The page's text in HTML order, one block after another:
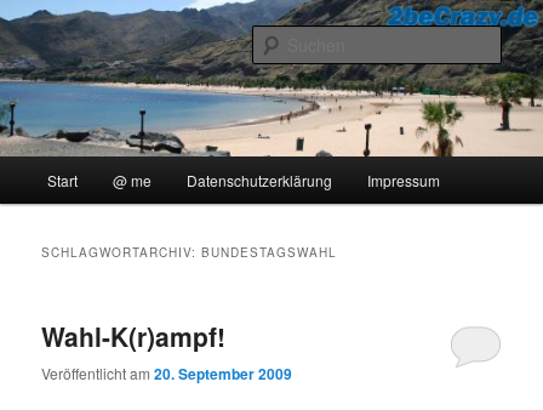
Zum
primären
Inhalt
springen
Zum
sekundären
Inhalt
springen2beCrazy
..::Ollis Blog::..
Start @ me Datenschutzerklärung Impressum
SCHLAGWORTARCHIV:BUNDESTAGSWAHL
Wahl-K(r)ampf!
Veröffentlicht am20. September 2009